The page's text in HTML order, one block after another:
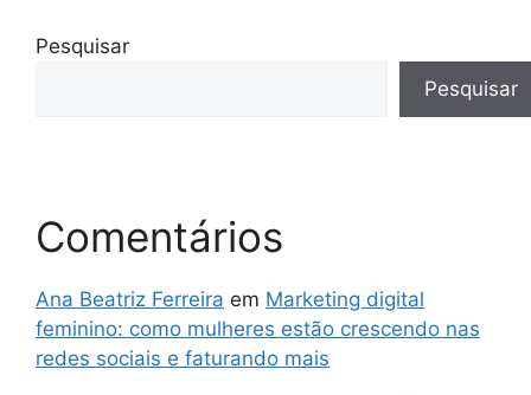
Pesquisar
Pesquisar
Comentários
Ana Beatriz Ferreira em Marketing digital
feminino: como mulheres estão crescendo nas
redes sociais e faturando mais